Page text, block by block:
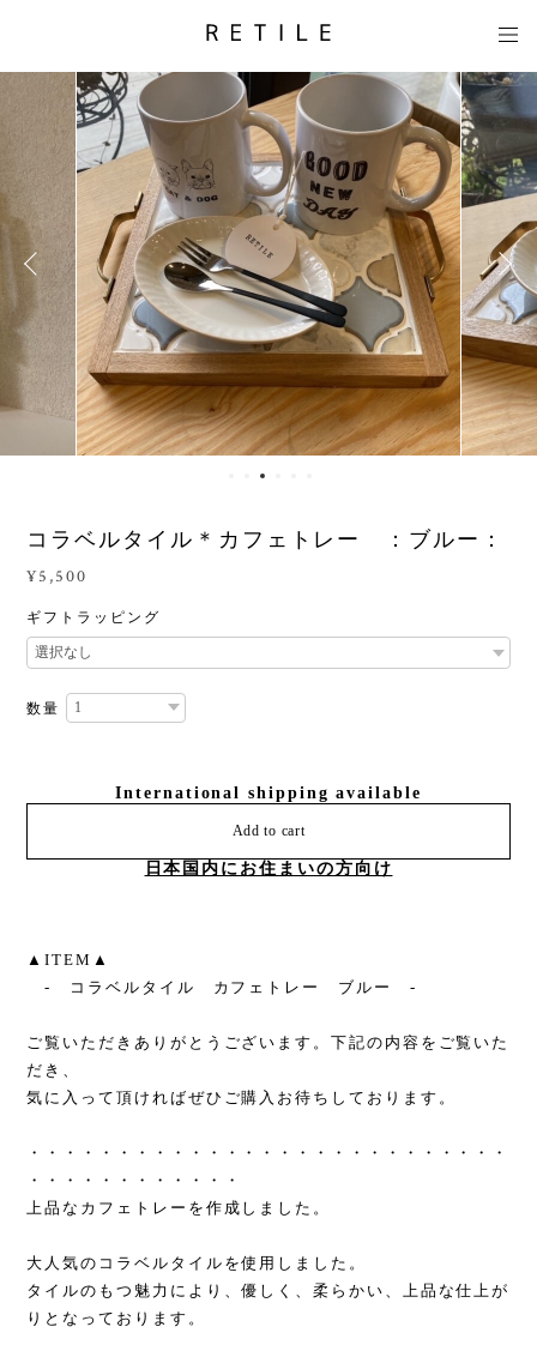
コラベルタイル＊カフェトレー ：ブルー：
¥5,500
ギフトラッピング
数量
International shipping available
Add to cart
日本国内にお住まいの方向け
▲ITEM▲
- コラベルタイル カフェトレー ブルー -
ご覧いただきありがとうございます。下記の内容をご覧いた
だき、
気に入って頂ければぜひご購入お待ちしております。
・・・・・・・・・・・・・・・・・・・・・・・・・・・
・・・・・・・・・・・・
上品なカフェトレーを作成しました。
大人気のコラベルタイルを使用しました。
タイルのもつ魅力により、優しく、柔らかい、上品な仕上が
りとなっております。